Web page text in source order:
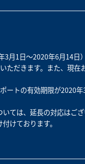
月1日～2020年6月14日
ただきます。また、現在
ートの有効期限が2020
ては、延長の対応はござ
けております。